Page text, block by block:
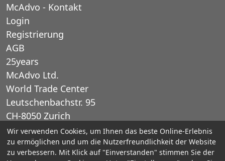
McAdvo - Kontakt
Login
Registrierung
AGB
25years
McAdvo Ltd.
World Trade Center
Leutschenbachstr. 95
CH-8050 Zurich
Schweiz
E-Mail: office@mcadvo.com
Wir verwenden Cookies, um Ihnen das beste Online-Erlebnis
zu ermöglichen und um die Nutzerfreundlichkeit der Website
zu verbessern. Mit Klick auf "Einverstanden" stimmen Sie der